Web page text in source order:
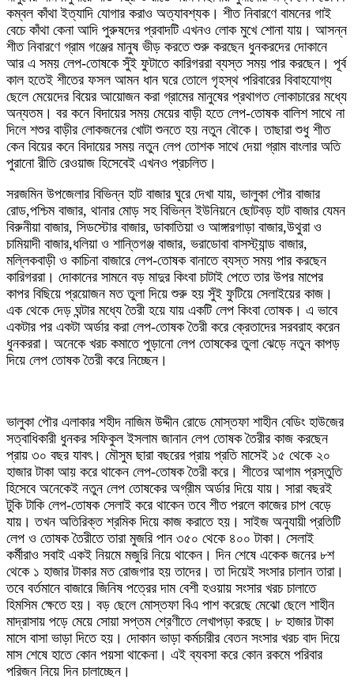
কম্বল কাঁথা ইত্যাদি যোগার করাও অত্যাবশ্যক। শীত নিবারণে বামনের গাই
বেচে কাঁথা কেনা আদি পুরুষদের প্রবাদটি এখনও লোক মুখে শোনা যায়। আসন্ন
শীত নিবারণে গ্রাম গঞ্জের মানুষ ভীড় করতে শুরু করছেন ধুনকরদের দোকানে
আর এ সময় লেপ-তোষকে সুঁই ফুটাতে কারিগররা ব্যস্ত সময় পার করছেন। পূর্ব
কাল হতেই শীতের ফসল আমন ধান ঘরে তোলে গৃহস্থ পরিবারের বিবাহযোগ্য
ছেলে মেয়েদের বিয়ের আয়োজন করা গ্রামের মানুষের প্রথাগত লোকাচারের মধ্যে
অন্যতম। বর কনে বিদায়ের সময় মেয়ের বাড়ী হতে লেপ-তোষক বালিশ সাথে না
দিলে শশুর বাড়ীর লোকজনের খোটা শুনতে হয় নতুন বৌকে। তাছারা শুধু শীত
কেন বিয়ের কনে বিদায়ের সময় নতুন লেপ তোশক সাথে দেয়া গ্রাম বাংলার অতি
পুরানো রীতি রেওয়াজ হিসেবেই এখনও প্রচলিত।
সরজমিন উপজেলার বিভিন্ন হাট বাজার ঘুরে দেখা যায়, ভালুকা পৌর বাজার
রোড,পশ্চিম বাজার, থানার মোড় সহ বিভিন্ন ইউনিয়নে ছোটবড় হাট বাজার যেমন
বিরুনীয়া বাজার, সিডস্টোর বাজার, ডাকাতিয়া ও আঙ্গারগাড়া বাজার,উথুরা ও
চামিয়াদী বাজার,ধলিয়া ও শান্তিগঞ্জ বাজার, ভরাডোবা বাসস্ট্যান্ড বাজার,
মল্লিকবাড়ী ও কাচিনা বাজারে লেপ-তোষক বানাতে ব্যস্ত সময় পার করছেন
কারিগররা। দোকানের সামনে বড় মাদুর কিংবা চাটাই পেতে তার উপর মাপের
কাপর বিছিয়ে প্রয়োজন মত তুলা দিয়ে শুরু হয় সুঁই ফুটিয়ে সেলাইয়ের কাজ।
এক থেকে দেড় ঘন্টার মধ্যে তৈরী হয়ে যায় একটি লেপ কিংবা তোষক। এ ভাবে
একটার পর একটা অর্ডার করা লেপ-তোষক তৈরী করে ক্রেতাদের সরবরাহ করেন
ধুনকররা। অনেকে খরচ কমাতে পুড়ানো লেপ তোষকের তুলা ঝেড়ে নতুন কাপড়
দিয়ে লেপ তোষক তৈরী করে নিচ্ছেন।
ভালুকা পৌর এলাকার শহীদ নাজিম উদ্দীন রোডে মোস্তফা শাহীন বেডিং হাউজের
সত্বাধিকারী ধুনকর সফিকুল ইসলাম জানান লেপ তোষক তৈরীর কাজ করছেন
প্রায় ৩০ বছর যাবৎ। মৌসুম ছারা বছরের প্রায় প্রতি মাসেই ১৫ থেকে ২০
হাজার টাকা আয় করে থাকেন লেপ-তোষক তৈরী করে। শীতের আগাম প্রস্তুতি
হিসেবে অনেকেই নতুন লেপ তোষকের অগ্রীম অর্ডার দিয়ে যায়। সারা বছরই
টুকি টাকি লেপ-তোষক সেলাই করে থাকেন তবে শীত পরলে কাজের চাপ বেড়ে
যায়। তখন অতিরিক্ত শ্রমিক দিয়ে কাজ করাতে হয়। সাইজ অনুযায়ী প্রতিটি
লেপ ও তোষক তৈরীতে তারা মুজরি পান ৩৫০ থেকে ৪০০ টাকা। সেলাই
কর্মীরাও সবাই একই নিয়মে মজুরি নিয়ে থাকেন। দিন শেষে একেক জনের ৮শ
থেকে ১ হাজার টাকার মত রোজগার হয় তাদের। তা দিয়েই সংসার চালান তারা।
তবে বর্তমানে বাজারে জিনিষ পত্রের দাম বেশী হওয়ায় সংসার খরচ চালাতে
হিমসিম ক্ষেতে হয়। বড় ছেলে মোস্তফা বিএ পাশ করেছে মেঝো ছেলে শাহীন
মাদ্রাসায় পড়ে মেয়ে সোয়া সপ্তম শ্রেণীতে লেখাপড়া করছে। ৮ হাজার টাকা
মাসে বাসা ভাড়া দিতে হয়। দোকান ভাড়া কর্মচারীর বেতন সংসার খরচ বাদ দিয়ে
মাস শেষে হাতে কোন পয়সা থাকেনা। এই ব্যবসা করে কোন রকমে পরিবার
পরিজন নিয়ে দিন চালাচ্ছেন।